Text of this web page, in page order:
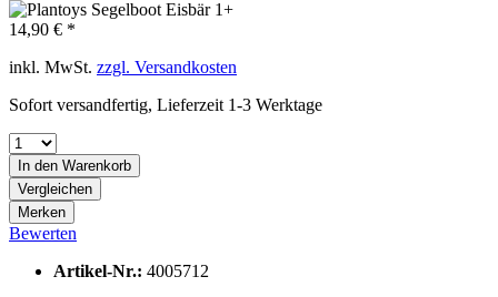
14,90 € *
inkl. MwSt. zzgl. Versandkosten
Sofort versandfertig, Lieferzeit 1-3 Werktage
In den Warenkorb
Vergleichen
Merken
Bewerten
Artikel-Nr.: 4005712